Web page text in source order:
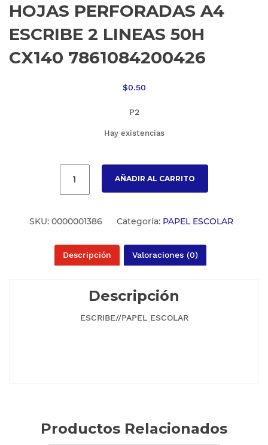
HOJAS PERFORADAS A4
ESCRIBE 2 LINEAS 50H
CX140 7861084200426
$0.50
P2
Hay existencias
AÑADIR AL CARRITO
SKU: 0000001386 Categoría: PAPEL ESCOLAR
Descripción Valoraciones (0)
Descripción
ESCRIBE//PAPEL ESCOLAR
Productos Relacionados